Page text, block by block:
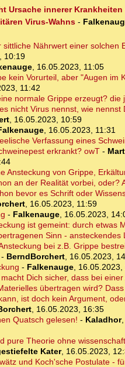
Ursache innerer Krankheiten
Virus-Wahns -
sittliche Nährwert einer solchen
10:19
, 16.05.2023, 11:05
kein Vorurteil, aber "Augen im
11:42
normale Grippe erzeugt? die
nicht Virus nennst, wie nennst
16.05.2023, 10:59
, 16.05.2023, 11:31
Verfassung eines
erkrankt? owT -
Ansteckung von Grippe,
an der Realität vorbei, oder?
bevor es Schrift oder
16.05.2023, 11:59
- Falkenauge, 16.05.2023,
ist gemeint: durch etwas
Sinn - ansteckendes
bei z.B. Grippe
- BerndBorchert 16.05.2023,
- Falkenauge, 16.05.2023,
Dich sicher, dass bei einer
übertragen wird?
ist doch kein Argument,
16.05.2023, 16:35
Quatsch gelesen! - Kaladhor,
pure Theorie ohne
Kater, 16.05.2023,
und Koch'sche Postulate -